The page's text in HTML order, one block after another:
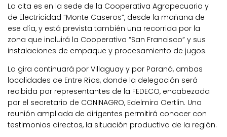
La cita es en la sede de la Cooperativa Agropecuaria y
de Electricidad “Monte Caseros”, desde la mañana de
ese día, y está prevista también una recorrida por la
zona que incluirá la Cooperativa “San Francisco” y sus
instalaciones de empaque y procesamiento de jugos.
La gira continuará por Villaguay y por Paraná, ambas
localidades de Entre Ríos, donde la delegación será
recibida por representantes de la FEDECO, encabezada
por el secretario de CONINAGRO, Edelmiro Oertlin. Una
reunión ampliada de dirigentes permitirá conocer con
testimonios directos, la situación productiva de la región.